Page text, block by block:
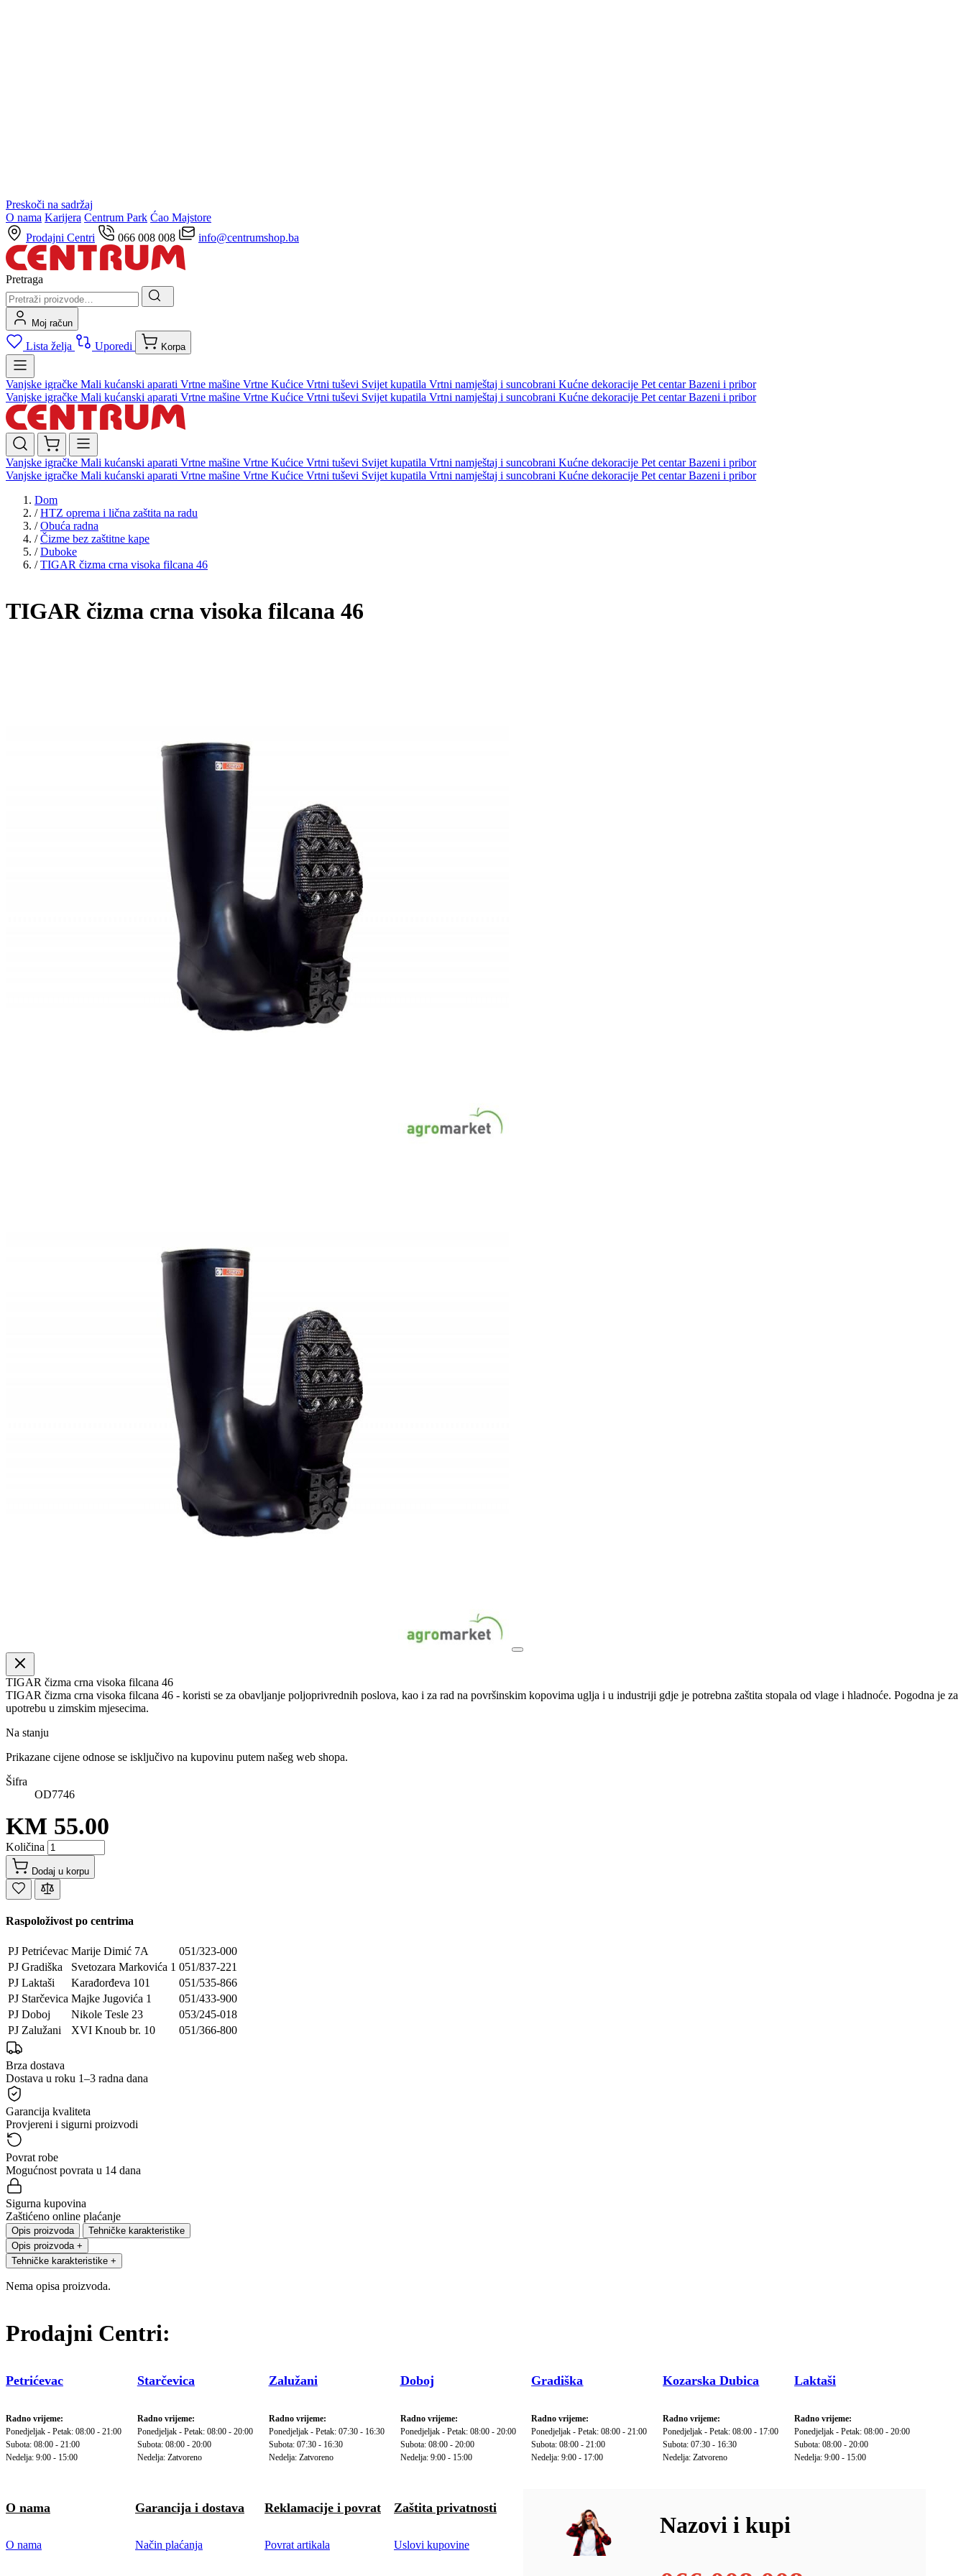
Preskoči na sadržaj
O nama Karijera Centrum Park Ćao Majstore
Prodajni Centri
066 008 008 info@centrumshop.ba
Pretraga
Moj račun
Lista želja Uporedi Korpa
Vanjske igračke Mali kućanski aparati Vrtne mašine Vrtne Kućice Vrtni tuševi Svijet kupatila Vrtni namještaj i suncobrani Kućne dekoracije Pet centarBazeni i pribor
Vanjske igračke Mali kućanski aparati Vrtne mašine Vrtne Kućice Vrtni tuševi Svijet kupatila Vrtni namještaj i suncobrani Kućne dekoracije Pet centarBazeni i pribor
Vanjske igračke Mali kućanski aparati Vrtne mašine Vrtne Kućice Vrtni tuševi Svijet kupatila Vrtni namještaj i suncobrani Kućne dekoracije Pet centarBazeni i pribor
Vanjske igračke Mali kućanski aparati Vrtne mašine Vrtne Kućice Vrtni tuševi Svijet kupatila Vrtni namještaj i suncobrani Kućne dekoracije Pet centarBazeni i pribor
Dom
/ HTZ oprema i lična zaštita na radu
/ Obuća radna
/ Čizme bez zaštitne kape
/ Duboke
/ TIGAR čizma crna visoka filcana 46
TIGAR čizma crna visoka filcana 46
TIGAR čizma crna visoka filcana 46
TIGAR čizma crna visoka filcana 46 - koristi se za obavljanje poljoprivrednih poslova, kao i za rad na površinskim kopovima uglja i u industriji gdje je potrebna zaštita stopala od vlage i hladnoće. Pogodna je za
upotrebu u zimskim mjesecima.
Na stanju
Prikazane cijene odnose se isključivo na kupovinu putem našeg web shopa.
Šifra
OD7746
KM 55.00
Količina
Dodaj u korpu
Raspoloživost po centrima
PJ Petrićevac Marije Dimić 7A
051/323-000
PJ Gradiška
Svetozara Markovića 1 051/837-221
PJ Laktaši
Karađorđeva 101
051/535-866
PJ Starčevica Majke Jugovića 1
051/433-900
PJ Doboj
Nikole Tesle 23
053/245-018
PJ Zalužani
XVI Knoub br. 10 051/366-800
Brza dostava
Dostava u roku 1–3 radna dana
Garancija kvaliteta
Provjereni i sigurni proizvodi
Povrat robe
Mogućnost povrata u 14 dana
Sigurna kupovina
Zaštićeno online plaćanje
Opis proizvoda
Tehničke karakteristike
Opis proizvoda +
Tehničke karakteristike +
Nema opisa proizvoda.
Prodajni Centri:
Petrićevac
Radno vrijeme:
Ponedjeljak - Petak: 08:00 - 21:00
Subota: 08:00 - 21:00
Nedelja: 9:00 - 15:00
Starčevica
Radno vrijeme:
Ponedjeljak - Petak: 08:00 - 20:00
Subota: 08:00 - 20:00
Nedelja: Zatvoreno
Zalužani
Radno vrijeme:
Ponedjeljak - Petak: 07:30 - 16:30
Subota: 07:30 - 16:30
Nedelja: Zatvoreno
Doboj
Radno vrijeme:
Ponedjeljak - Petak: 08:00 - 20:00
Subota: 08:00 - 20:00
Nedelja: 9:00 - 15:00
Gradiška
Radno vrijeme:
Ponedjeljak - Petak: 08:00 - 21:00
Subota: 08:00 - 21:00
Nedelja: 9:00 - 17:00
Kozarska Dubica
Radno vrijeme:
Ponedjeljak - Petak: 08:00 - 17:00
Subota: 07:30 - 16:30
Nedelja: Zatvoreno
Laktaši
Radno vrijeme:
Ponedjeljak - Petak: 08:00 - 20:00
Subota: 08:00 - 20:00
Nedelja: 9:00 - 15:00
O nama
O nama
Garancija i dostava
Način plaćanja
Reklamacije i povrat
Povrat artikala
Zaštita privatnosti
Uslovi kupovine
Nazovi i kupi